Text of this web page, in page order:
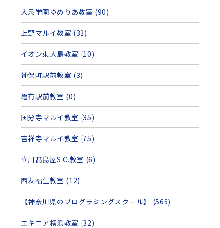
大泉学園ゆめりあ教室 (90)
上野マルイ教室 (32)
イオン東大島教室 (10)
神保町駅前教室 (3)
亀有駅前教室 (0)
国分寺マルイ教室 (35)
吉祥寺マルイ教室 (75)
立川髙島屋S.C.教室 (6)
西友福生教室 (12)
【神奈川県のプログラミングスクール】 (566)
エキニア横浜教室 (32)